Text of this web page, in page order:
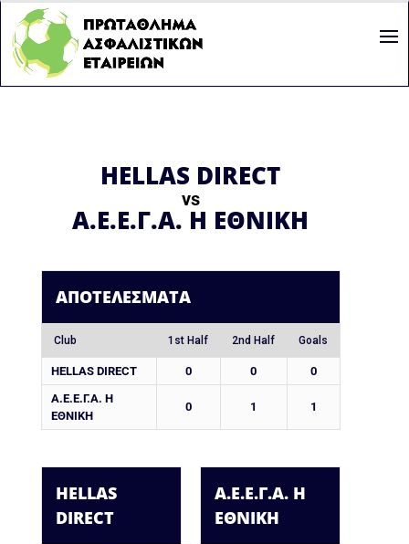
HELLAS DIRECT
vs
Α.Ε.Ε.Γ.Α. Η ΕΘΝΙΚΗ
ΑΠΟΤΕΛΈΣΜΑΤΑ
Club 1st Half 2nd Half Goals
HELLAS DIRECT 0 0
0
Α.Ε.Ε.Γ.Α. Η
ΕΘΝΙΚΗ
0 1 1
HELLAS
DIRECT
Α.Ε.Ε.Γ.Α. Η
ΕΘΝΙΚΗ